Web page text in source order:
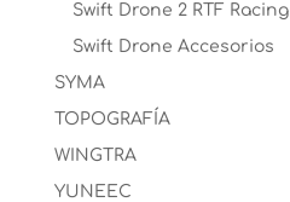
Swift Drone 2 RTF Racing
Swift Drone Accesorios
SYMA
TOPOGRAFÍA
WINGTRA
YUNEEC